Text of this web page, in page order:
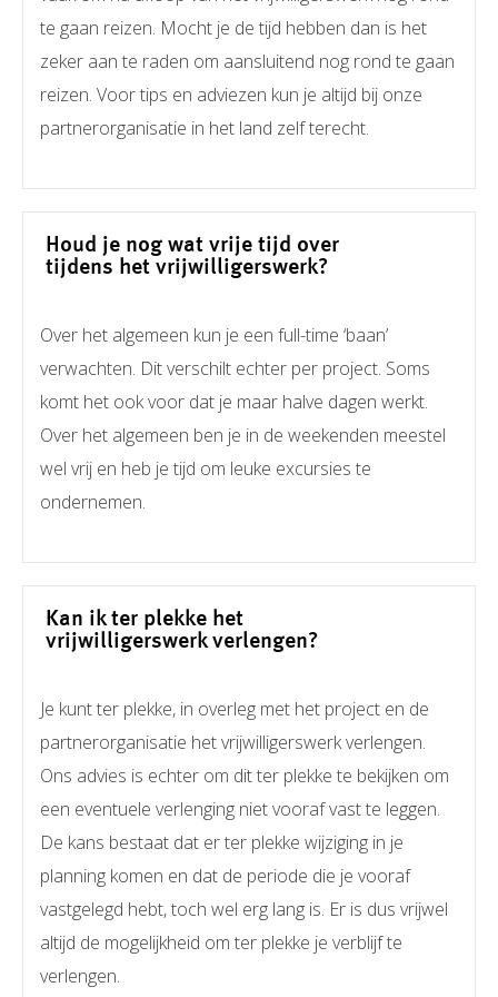
te gaan reizen. Mocht je de tijd hebben dan is het
zeker aan te raden om aansluitend nog rond te gaan
reizen. Voor tips en adviezen kun je altijd bij onze
partnerorganisatie in het land zelf terecht.
Houd je nog wat vrije tijd over
tijdens het vrijwilligerswerk?
Over het algemeen kun je een full-time ‘baan’
verwachten. Dit verschilt echter per project. Soms
komt het ook voor dat je maar halve dagen werkt.
Over het algemeen ben je in de weekenden meestel
wel vrij en heb je tijd om leuke excursies te
ondernemen.
Kan ik ter plekke het
vrijwilligerswerk verlengen?
Je kunt ter plekke, in overleg met het project en de
partnerorganisatie het vrijwilligerswerk verlengen.
Ons advies is echter om dit ter plekke te bekijken om
een eventuele verlenging niet vooraf vast te leggen.
De kans bestaat dat er ter plekke wijziging in je
planning komen en dat de periode die je vooraf
vastgelegd hebt, toch wel erg lang is. Er is dus vrijwel
altijd de mogelijkheid om ter plekke je verblijf te
verlengen.